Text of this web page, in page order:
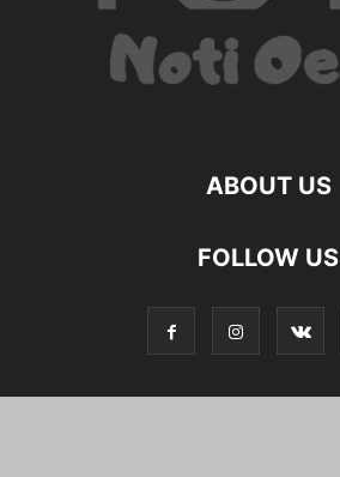
ABOUT US
FOLLOW US